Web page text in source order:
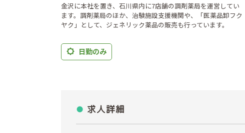
金沢に本社を置き、石川県内に7店舗の調剤薬局を運営してい
ます。調剤薬局のほか、治験施設支援機関や、「医薬品卸フク
ヤク」として、ジェネリック薬品の販売も行っています。
日勤のみ
求人詳細